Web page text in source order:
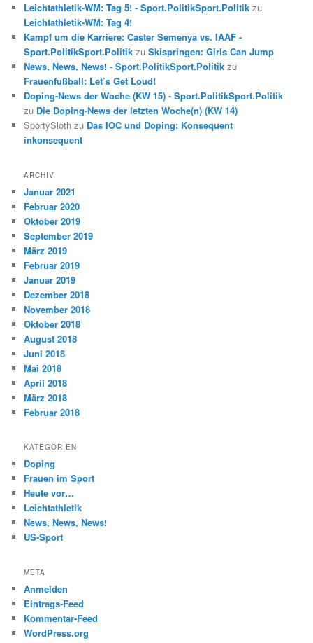
Leichtathletik-WM: Tag 5! - Sport.PolitikSport.Politik zu
Leichtathletik-WM: Tag 4!
Kampf um die Karriere: Caster Semenya vs. IAAF -
Sport.PolitikSport.Politik zuSkispringen: Girls Can Jump
News, News, News! - Sport.PolitikSport.Politik zu
Frauenfußball: Let’s Get Loud!
Doping-News der Woche (KW 15) - Sport.PolitikSport.Politik
zu Die Doping-News der letzten Woche(n) (KW 14)
SportySloth zu Das IOC und Doping: Konsequent
inkonsequent
ARCHIV
Januar 2021
Februar 2020
Oktober 2019
September 2019
März 2019
Februar 2019
Januar 2019
Dezember 2018
November 2018
Oktober 2018
August 2018
Juni 2018
Mai 2018
April 2018
März 2018
Februar 2018
KATEGORIEN
Doping
Frauen im Sport
Heute vor…
Leichtathletik
News, News, News!
US-Sport
META
Anmelden
Eintrags-Feed
Kommentar-Feed
WordPress.org